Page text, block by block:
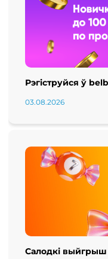
Рэгіструйся ў
03.08.2026
Салодкі